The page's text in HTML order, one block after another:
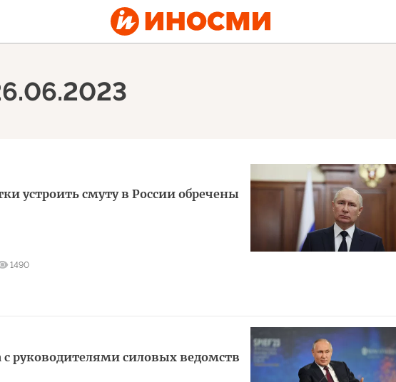
устроить смуту в России обречены
1490
руководителями силовых ведомств